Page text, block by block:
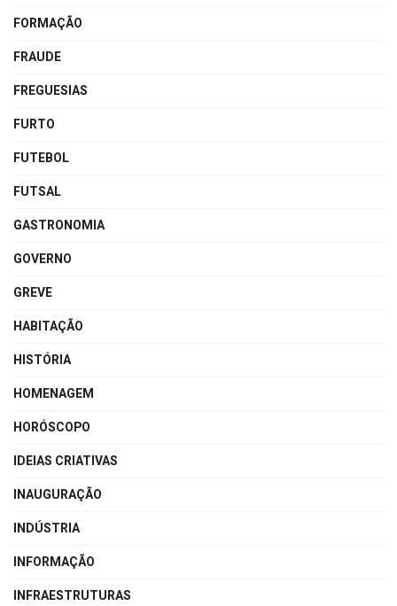
FORMAÇÃO
FRAUDE
FREGUESIAS
FURTO
FUTEBOL
FUTSAL
GASTRONOMIA
GOVERNO
GREVE
HABITAÇÃO
HISTÓRIA
HOMENAGEM
HORÓSCOPO
IDEIAS CRIATIVAS
INAUGURAÇÃO
INDÚSTRIA
INFORMAÇÃO
INFRAESTRUTURAS